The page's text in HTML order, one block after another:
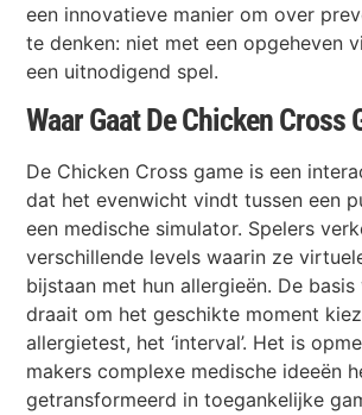
een innovatieve manier om over
te denken: niet met een opgeheven
een uitnodigend spel.
Waar Gaat De Chicken Cross
De Chicken Cross game is een
dat het evenwicht vindt tussen een
een medische simulator. Spelers
verschillende levels waarin ze
bijstaan met hun allergieën. De basis
draait om het geschikte moment
allergietest, het ‘interval’. Het is
makers complexe medische ideeën
getransformeerd in toegankelijke